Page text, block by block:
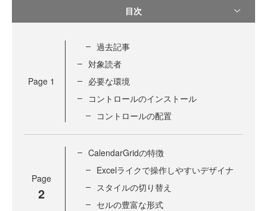
目次
Page 1
過去記事
対象読者
必要な環境
コントロールのインストール
コントロールの配置
Page
2
CalendarGridの特徴
Excelライクで操作しやすいデザイナ
スタイルの切り替え
セルの豊富な形式